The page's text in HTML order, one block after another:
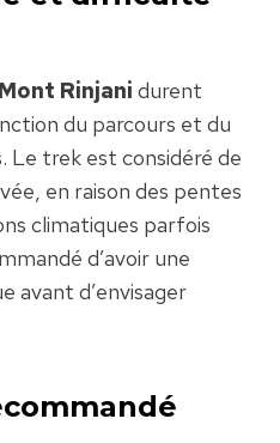
Mont Rinjani durent
du parcours et du
trek est considéré de
en raison des pentes
climatiques parfois
d’avoir une
avant d’envisager